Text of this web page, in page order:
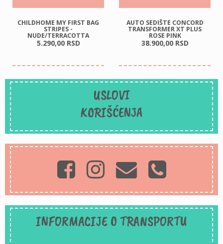
CHILDHOME MY FIRST BAG
STRIPES -
NUDE/TERRACOTTA
5.290,00 RSD
AUTO SEDIŠTE CONCORD
TRANSFORMER XT PLUS
ROSE PINK
38.900,00 RSD
USLOVI
KORIŠĆENJA
INFORMACIJE O TRANSPORTU